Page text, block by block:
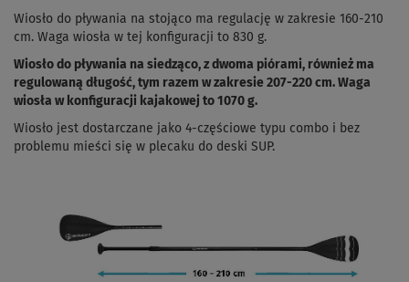
Wiosło do pływania na stojąco ma regulację w zakresie 160-210
cm. Waga wiosła w tej konfiguracji to 830 g.
Wiosło do pływania na siedząco, z dwoma piórami, również ma
regulowaną długość, tym razem w zakresie 207-220 cm. Waga
wiosła w konfiguracji kajakowej to 1070 g.
Wiosło jest dostarczane jako 4-częściowe typu combo i bez
problemu mieści się w plecaku do deski SUP.